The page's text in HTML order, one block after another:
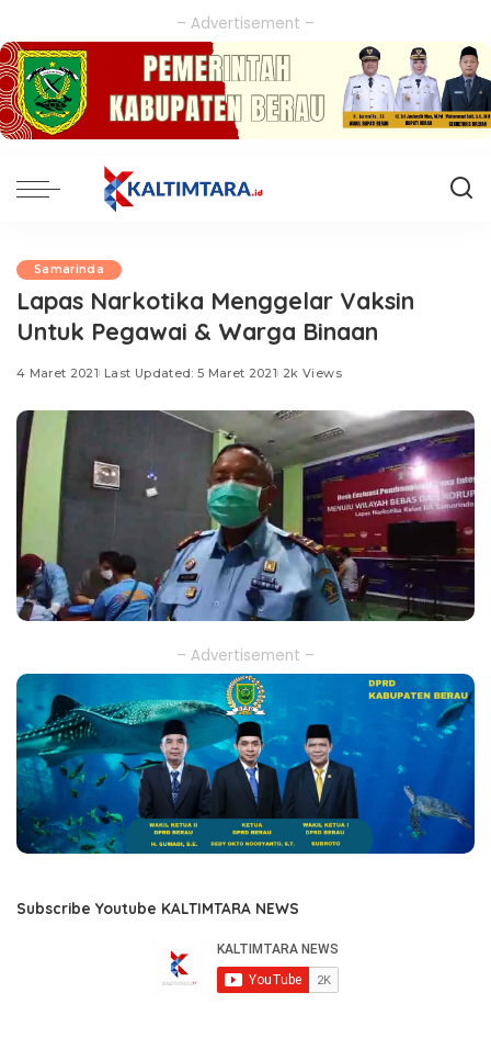
– Advertisement –
Samarinda
Lapas Narkotika Menggelar Vaksin
Untuk Pegawai & Warga Binaan
4 Maret 2021 Last Updated: 5 Maret 2021 2k Views
– Advertisement –
Subscribe Youtube KALTIMTARA NEWS